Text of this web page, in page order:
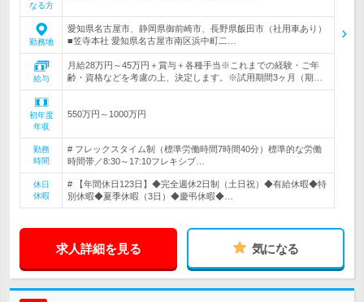
なる方
勤務地
愛知県名古屋市、静岡県御前崎市、長野県飯田市（社用車あり）
■笠寺本社 愛知県名古屋市南区浜中町二…
給与
月給28万円～45万円＋賞与＋各種手当※これまでの経験・ご年
齢・資格などを考慮の上、決定します。※試用期間3ヶ月（期…
初年度
年収
550万円～1000万円
勤務
時間
# フレックスタイム制（標準労働時間7時間40分）標準的な労働
時間帯／8:30～17:10フレキシブ…
休日
休暇
# 【年間休日123日】◆完全週休2日制（土日祝）◆有給休暇◆特
別休暇◆夏季休暇（3日）◆慶弔休暇◆…
求人詳細を見る 気になる